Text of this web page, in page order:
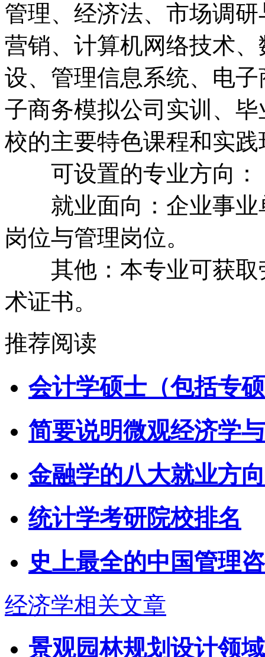
管理、经济法、市场调
营销、计算机网络技术
设、管理信息系统、电
子商务模拟公司实训、
校的主要特色课程和实践
可设置的专业方向：
就业面向：企业事业
岗位与管理岗位。
其他：本专业可获取
术证书。
推荐阅读
会计学硕士（包括专
简要说明微观经济学
金融学的八大就业方
统计学考研院校排名
史上最全的中国管理
经济学相关文章
景观园林规划设计领